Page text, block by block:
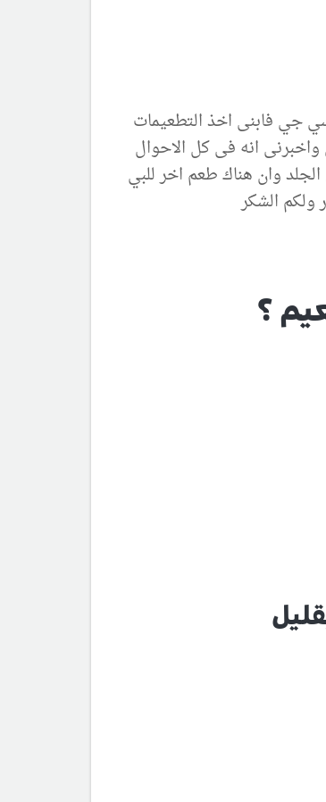
عن طعم البي سي جي فابنى اخذ التطعيمات
انه فى كل الاحوال
وان هناك طعم اخر للبي
؟